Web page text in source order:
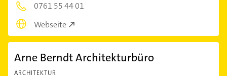
0761 55 44 01
Webseite
Arne Berndt Architekturbüro
ARCHITEKTUR